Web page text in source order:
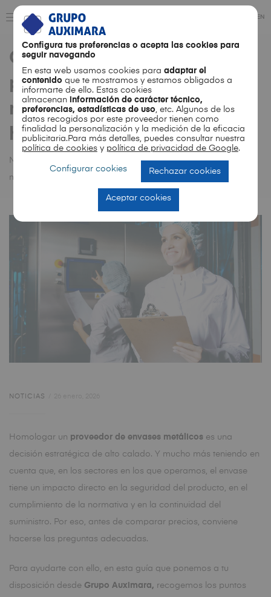
Configura tus preferencias o acepta las cookies para
seguir navegando
En esta web usamos cookies para adaptar el
contenido que te mostramos y estamos obligados a
informarte de ello. Estas cookies
almacenan
información de carácter técnico,
preferencias, estadísticas de uso, etc. Algunos de los
datos recogidos por este proveedor tienen como
finalidad la personalización y la medición de la eficacia
publicitaria.Para más detalles, puedes consultar nuestra
política de cookiesy política de privacidad de Google.
Configurar cookies Rechazar cookies
Aceptar cookies
EN
Noticias
Qué preguntar a tu proveedor de envases
metálicos antes de homologarlo
Qué preguntar a tu
proveedor de envases
metálicos antes de
homologarlo
NOTICIAS
Homologar un proveedor de envases metálicos es una
decisión estratégica de alto calado. Y mucho más teniendo en
cuenta que, en los sectores en los que operamos, el envase
tiene un impacto directo en la seguridad del producto, en el
cumplimiento de la normativa y en la continuidad del
suministro. Por eso, antes de comparar precios, conviene
hacerse las preguntas adecuadas.
Para ayudarte con ello, en esta guía que ponemos a tu
disposición desde Grupo Auximara, recogemos los puntos